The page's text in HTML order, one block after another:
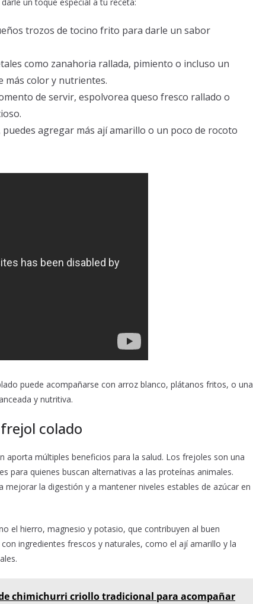
trozos de tocino frito para darle un sabor
como zanahoria rallada, pimiento o incluso un
más color y nutrientes.
de servir, espolvorea queso fresco rallado o
agregar más ají amarillo o un poco de rocoto
puede acompañarse con arroz blanco, plátanos fritos, o una
y nutritiva.
colado
aporta múltiples beneficios para la salud. Los frejoles son una
para quienes buscan alternativas a las proteínas animales.
mejorar la digestión y a mantener niveles estables de azúcar en
el hierro, magnesio y potasio, que contribuyen al buen
ingredientes frescos y naturales, como el ají amarillo y la
chimichurri criollo tradicional para acompañar